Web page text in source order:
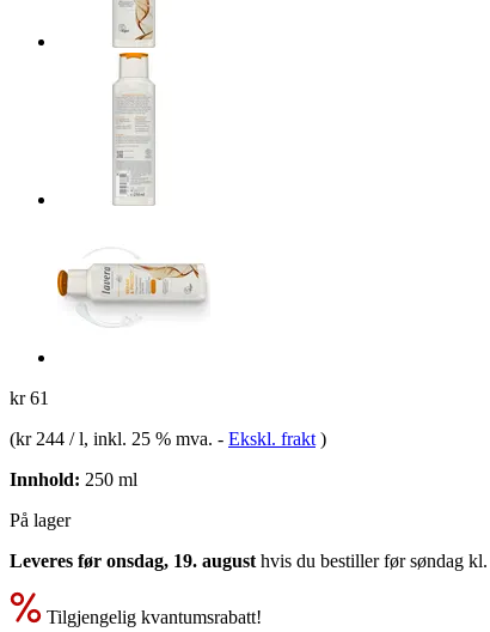
kr 61
(kr 244 / l, inkl. 25 % mva. - Ekskl. frakt )
Innhold: 250 ml
På lager
Leveres før onsdag, 19. august hvis du bestiller førsøndag
Tilgjengelig kvantumsrabatt!